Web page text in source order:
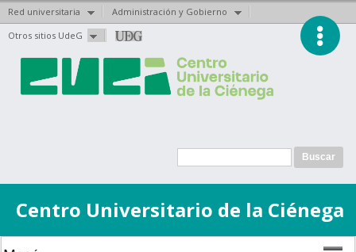
Red universitaria
Administración y Gobierno
Otros sitios UdeG
Pasar al
contenido
principal
Formulario de
Buscar
Centro Universitario de la Ciénega